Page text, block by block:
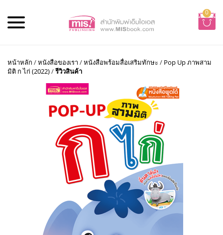
0
หน้าหลัก /หนังสือของเรา /หนังสือพร้อมสื่อเสริมทักษะ / Pop Up ภาพสาม
มิติ ก ไก่ (2022)/รีวิวสินค้า